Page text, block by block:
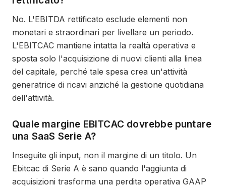
No. L'EBITDA rettificato esclude elementi non
monetari e straordinari per livellare un periodo.
L'EBITCAC mantiene intatta la realtà operativa e
sposta solo l'acquisizione di nuovi clienti alla linea
del capitale, perché tale spesa crea un'attività
generatrice di ricavi anziché la gestione quotidiana
dell'attività.
Quale margine EBITCAC dovrebbe puntare
una SaaS Serie A?
Inseguite gli input, non il margine di un titolo. Un
Ebitcac di Serie A è sano quando l'aggiunta di
acquisizioni trasforma una perdita operativa GAAP